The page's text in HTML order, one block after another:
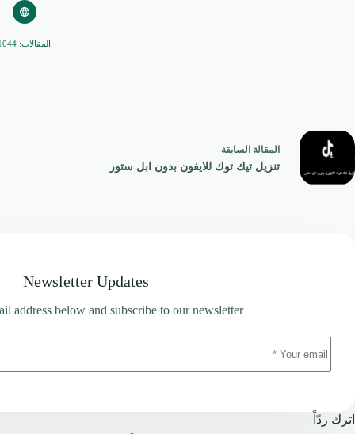
المقالات: 1044
المقالة السابقة
تنزيل تيك توك للايفون بدون ابل ستور
Newsletter Updates
address below and subscribe to our newsletter
اترك ردّاً